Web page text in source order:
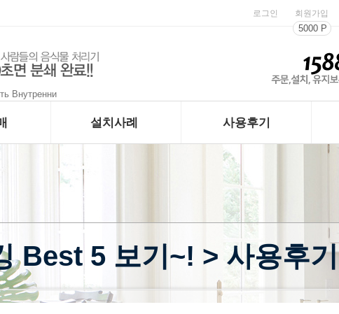
로그인 회원가입
5000 P
Внутренни
설치사례
사용후기
Best 5 보기~! > 사용후기